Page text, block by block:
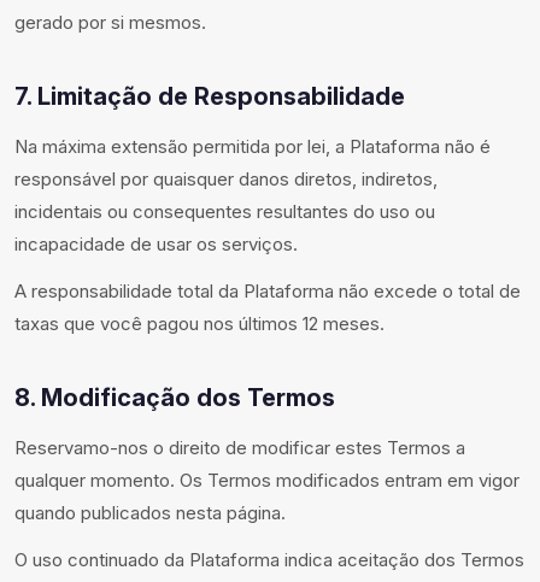
gerado por si mesmos.
7. Limitação de Responsabilidade
Na máxima extensão permitida por lei, a Plataforma não é
responsável por quaisquer danos diretos, indiretos,
incidentais ou consequentes resultantes do uso ou
incapacidade de usar os serviços.
A responsabilidade total da Plataforma não excede o total de
taxas que você pagou nos últimos 12 meses.
8. Modificação dos Termos
Reservamo-nos o direito de modificar estes Termos a
qualquer momento. Os Termos modificados entram em vigor
quando publicados nesta página.
O uso continuado da Plataforma indica aceitação dos Termos